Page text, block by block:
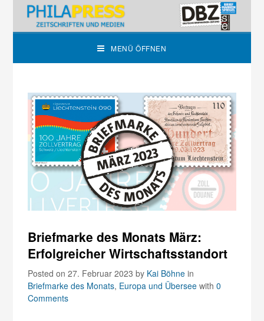
MENÜ ÖFFNEN
Briefmarke des Monats März:
Erfolgreicher Wirtschaftsstandort
Posted on 27. Februar 2023by Kai Böhne in
Briefmarke des Monats, Europa und Übersee with0
Comments